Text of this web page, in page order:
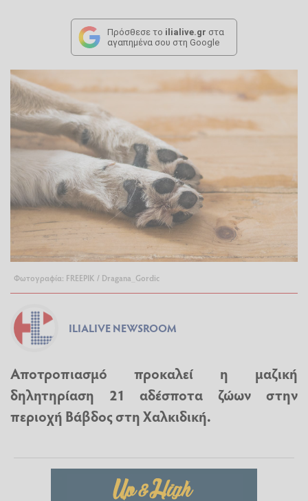
Πρόσθεσε το ilialive.gr στα
αγαπημένα σου στη Google
Φωτογραφία: FREEPIK / Dragana_Gordic
ILIALIVE NEWSROOM
Αποτροπιασμό προκαλεί η μαζική
δηλητηρίαση 21 αδέσποτα ζώων στην
περιοχή Βάβδος στη Χαλκιδική.